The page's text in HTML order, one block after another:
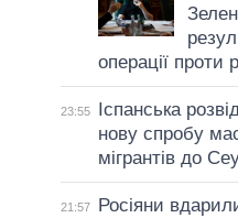
операції проти
23:55
Іспанська
нову спробу
мігрантів до
21:57
Росіяни